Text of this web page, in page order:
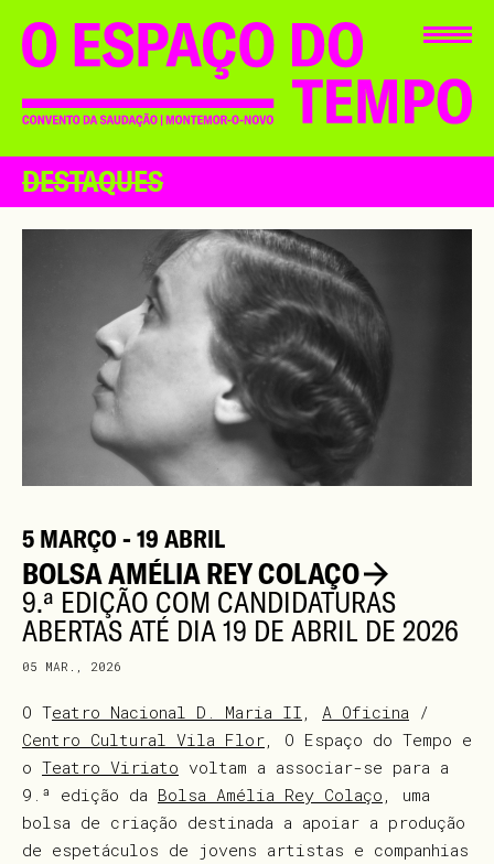
DESTAQUES
5 MARÇO - 19 ABRIL
BOLSA AMÉLIA REY COLAÇO
9.ª EDIÇÃO COM CANDIDATURAS
ABERTAS ATÉ DIA 19 DE ABRIL DE 2026
05 MAR., 2026
O Teatro Nacional D. Maria II A Oficina /
Centro Cultural Vila Flor , O Espaço do Tempo e
o Teatro Viriato voltam a associar-se para a
9.ª edição da Bolsa Amélia Rey Colaço , uma
bolsa de criação destinada a apoiar a produção
de espetáculos de jovens artistas e companhias